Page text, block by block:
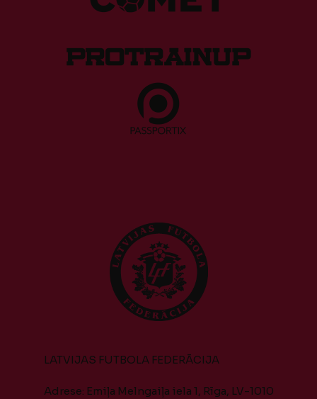
LATVIJAS FUTBOLA FEDERĀCIJA
Adrese: Emiļa Melngaiļa iela 1, Rīga, LV-1010